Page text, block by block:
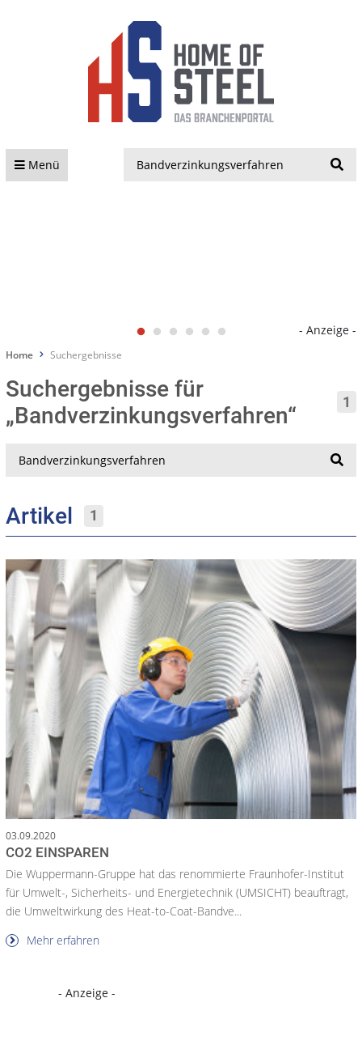
Menü
- Anzeige -
Home Suchergebnisse
Suchergebnisse für
„Bandverzinkungsverfahren“
1
Artikel 1
03.09.2020
CO2 EINSPAREN
Die Wuppermann-Gruppe hat das renommierte Fraunhofer-Institut
für Umwelt-, Sicherheits- und Energietechnik (UMSICHT) beauftragt,
die Umweltwirkung des Heat-to-Coat-Bandve...
Mehr erfahren
- Anzeige -